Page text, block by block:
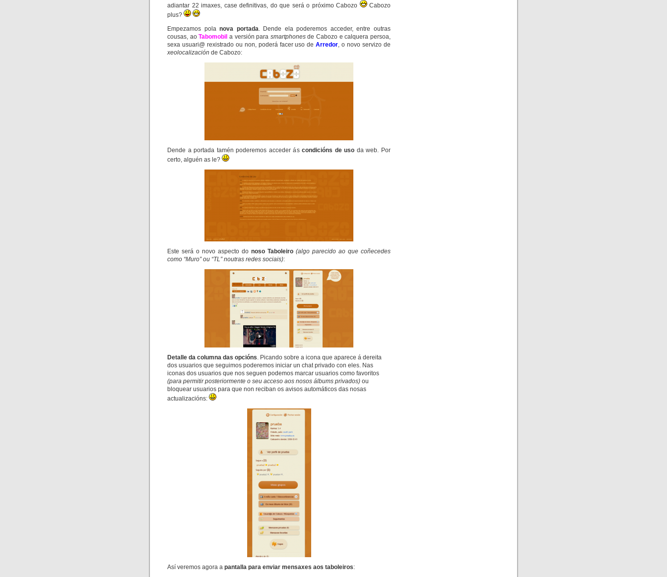
adiantar 22 imaxes, case definitivas, do que será o próximo Cabozo
Cabozo
plus?
Empezamos polanova portada. Dende ela poderemos acceder, entre outras
cousas, aoTabomobil a versión para smartphonesdeCabozo e calquera persoa,
sexa usuari@ rexistrado ou non, poderá facer uso deArredor, o novo servizo de
xeolocalización de Cabozo:
Dende a portada tamén poderemos acceder áscondicións de uso da web. Por
certo, alguén as le?
Este será o novo aspecto do noso Taboleiro (algo parecido ao que coñecedes
como “Muro” ou “TL” noutras redes sociais):
Detalle da columna das opcións. Picando sobre a icona que aparece á dereita
dos usuarios que seguimos poderemos iniciar un chat privado con eles. Nas
iconas dos usuarios que nos seguen podemos marcar usuarios como favoritos
(para permitir posteriormente o seu acceso aos nosos álbums privados) ou
bloquear usuarios para que non reciban os avisos automáticos das nosas
actualizacións:
Así veremos agora a pantalla para enviar mensaxes aos taboleiros: